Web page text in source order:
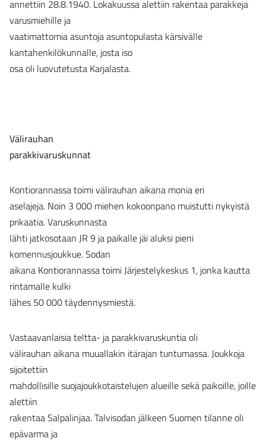
annettiin 28.8.1940. Lokakuussa alettiin rakentaa parakkeja
varusmiehille ja
vaatimattomia asuntoja asuntopulasta kärsivälle
kantahenkilökunnalle, josta iso
osa oli luovutetusta Karjalasta.
Välirauhan
parakkivaruskunnat
Kontiorannassa toimi välirauhan aikana monia eri
aselajeja. Noin 3 000 miehen kokoonpano muistutti nykyistä
prikaatia. Varuskunnasta
lähti jatkosotaan JR 9 ja paikalle jäi aluksi pieni
komennusjoukkue. Sodan
aikana Kontiorannassa toimi Järjestelykeskus 1, jonka kautta
rintamalle kulki
lähes 50 000 täydennysmiestä.
Vastaavanlaisia teltta- ja parakkivaruskuntia oli
välirauhan aikana muuallakin itärajan tuntumassa. Joukkoja
sijoitettiin
mahdollisille suojajoukkotaistelujen alueille sekä paikoille, joille
alettiin
rakentaa Salpalinjaa. Talvisodan jälkeen Suomen tilanne oli
epävarma ja